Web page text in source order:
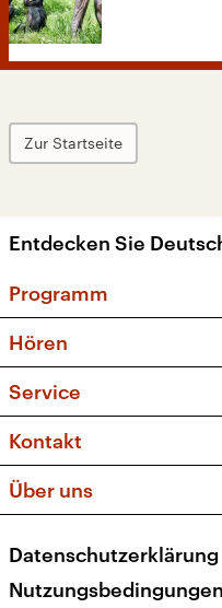
Zur Startseite
Entdecken Sie
Programm
Sendungen und
Musikliste
Kakadu – Das
Hören
Frequenzen
Service
FAQ
Apps
Newsletter
Veranstaltungen
Kontakt
Social Media
Über uns
Presse
Karriere
Datenschutzerklärung
Nutzungsbedingungen